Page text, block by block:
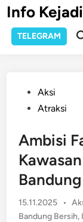
Skip
to
content
Info
TELEGRAM
PostedAksi
Atraksi
Ambisi
Bandung
15.11.2025 •
in
Bandung Bersih,